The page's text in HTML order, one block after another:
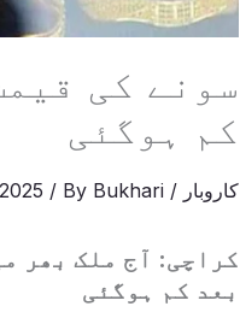
سونے کی
کم ہوگئی
کاروبار /
/ By Bukhari
کراچی: آج ملک بھر
بعد کم ہوگئی